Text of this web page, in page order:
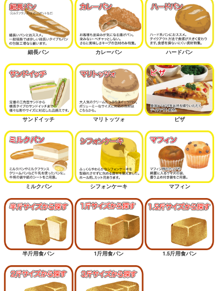
細長パン カレーパン ハードパン
サンドイッチ マリトッツォ ピザ
ミルクパン シフォンケーキ マフィン
半斤用食パン 1斤用食パン 1.5斤用食パン